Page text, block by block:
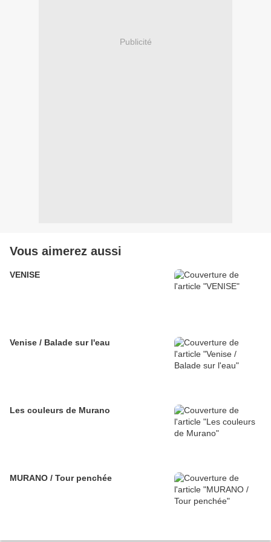
Publicité
Vous aimerez aussi
VENISE
Venise / Balade sur l'eau
Les couleurs de Murano
MURANO / Tour penchée